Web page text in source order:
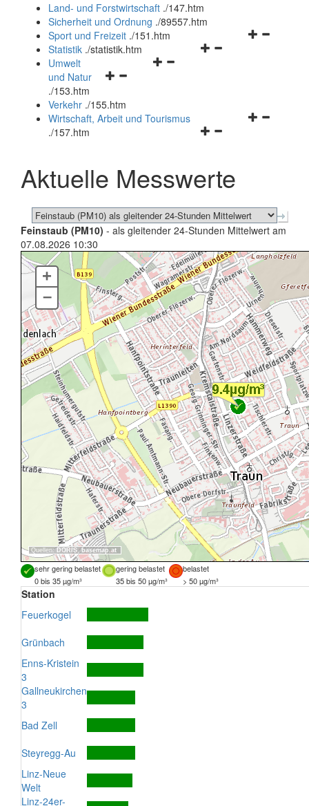
und
schließen
Land- und Forstwirtschaft ./147.htm
Sicherheit und Ordnung ./89557.htm
Navigationsmenü
Sport und Freizeit ./151.htm
Navigationsmenü
Statistik ./statistik.htm
Navigationsmenü
und
schließen
Umwelt
und Natur
./153.htm
Verkehr ./155.htm
Navigationsmenü
schließen
Wirtschaft, Arbeit und Tourismus
./157.htm
Aktuelle Messwerte
Feinstaub (PM10) - als gleitender 24-Stunden Mittelwert am
07.08.2026 10:30
Quellen: DORIS, basemap.at
+
–
sehr gering belastet gering belastet
belastet
0 bis 35 µg/m³
35 bis 50 µg/m³ > 50 µg/m³
Station
Feuerkogel
Grünbach
Enns-Kristein
3
Gallneukirchen
3
Bad Zell
Steyregg-Au
Linz-Neue
Welt
Linz-24er-